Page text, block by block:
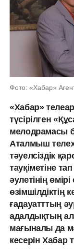
Фото: «Хабар»
«Хабар»
түсірілген
мелодрамасы
Аталмыш
тәуелсіздік
тауқіметіне
әулетінің
өзімшілдіктің
ғадауатттың
адалдықтың
мағыналы да
кесерінХабар